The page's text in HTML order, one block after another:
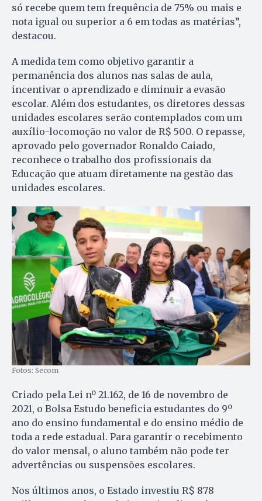
só recebe quem tem frequência de 75% ou mais e
nota igual ou superior a 6 em todas as matérias”,
destacou.
A medida tem como objetivo garantir a
permanência dos alunos nas salas de aula,
incentivar o aprendizado e diminuir a evasão
escolar. Além dos estudantes, os diretores dessas
unidades escolares serão contemplados com um
auxílio-locomoção no valor de R$ 500. O repasse,
aprovado pelo governador Ronaldo Caiado,
reconhece o trabalho dos profissionais da
Educação que atuam diretamente na gestão das
unidades escolares.
Fotos: Secom
Criado pela Lei nº 21.162, de 16 de novembro de
2021, o Bolsa Estudo beneficia estudantes do 9º
ano do ensino fundamental e do ensino médio de
toda a rede estadual. Para garantir o recebimento
do valor mensal, o aluno também não pode ter
advertências ou suspensões escolares.
Nos últimos anos, o Estado investiu R$ 878